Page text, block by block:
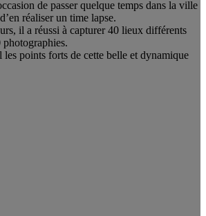
de passer quelque temps dans la ville
réaliser un time lapse.
il a réussi à capturer 40 lieux différents
points forts de cette belle et dynamique